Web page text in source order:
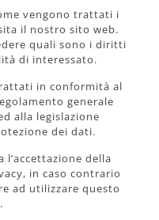
vengono trattati i
il nostro sito web.
quali sono i diritti
di interessato.
in conformità al
generale
alla legislazione
dei dati.
l’accettazione della
in caso contrario
ad utilizzare questo